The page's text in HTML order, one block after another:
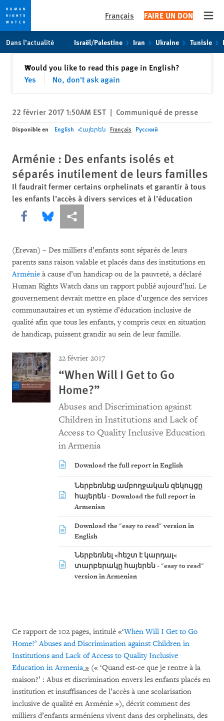
toto
content
Français FAIRE UN DON
Dans l’actualité Israël/Palestine Iran Ukraine Tunisie
Would you like to read this page in English?
Yes
No, don't ask again
✕Fermer
22 février 2017 1:50AM EST | Communiqué de presse
Disponible en English Հայերեն Français Русский
Arménie : Des enfants isolés et
séparés inutilement de leurs familles
Il faudrait fermer certains orphelinats et garantir à tous
les enfants l’accès à divers services et à l’éducation
Share this via Facebook
Share this via Bluesky
Share this via Partagez
(Erevan) – Des milliers d’enfants sont séparés de leurs
parents sans raison valable et placés dans des institutions en
Arménie à cause d’un handicap ou de la pauvreté, a déclaré
Human Rights Watch dans un rapport publié aujourd’hui. Le
gouvernement devrait mettre en place d’urgence des services
communautaires et un système d’éducation inclusive de
qualité afin que tous les enfants, y compris ceux en situation
de handicap, puissent grandir au sein de leur famille.
22 février 2017
“When Will I Get to Go
Home?”
Abuses and Discrimination against
Children in Institutions and Lack of
Access to Quality Inclusive Education
in Armenia
Download the full report in English
Ներբեռնեք ամբողջական զեկույցը
հայերեն - Download the full report in
Armenian
Download the "easy to read" version in
English
Ներբեռնել «հեշտ է կարդալ«
տարբերակը հայերեն - "easy to read"
version in Armenian
Ce rapport de 102 pages, intitulé «‘When Will I Get to Go
Home?’ Abuses and Discrimination against Children in
Institutions and Lack of Access to Quality Inclusive
Education in Armenia » (« ‘Quand est-ce que je rentre à la
maison?’ : Abus et discrimination envers les enfants placés en
institution et insuffisances de l’accès à une scolarisation
inclusive de qualité en Arménie »), décrit comment des
milliers d’enfants arméniens vivent dans des orphelinats, des